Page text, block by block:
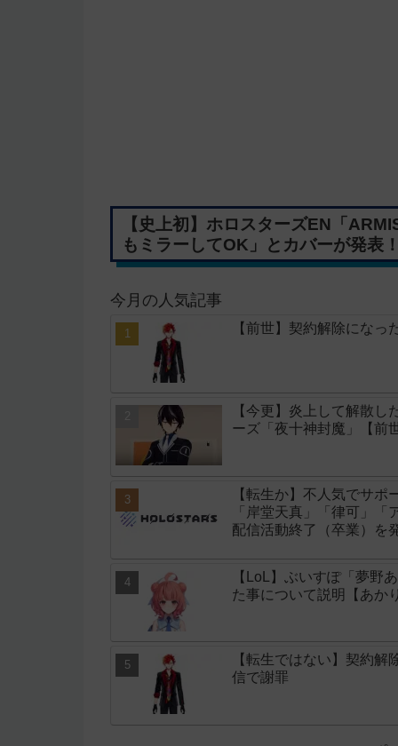
【史上初】ホロスターズEN「
もミラーしてOK」とカバーが発表
今月の人気記事
【前世】契約解除にな
【今更】炎上して解散
ーズ「夜十神封魔」【前
【転生か】不人気でサ
「岸堂天真」「律可」
配信活動終了（卒業）を
【LoL】ぶいすぽ「夢野
た事について説明【あか
【転生ではない】契約
信で謝罪